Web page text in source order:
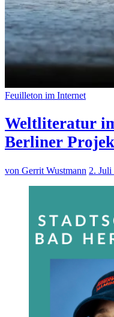
Feuilleton im Internet
Weltliteratur
Berliner
von Gerrit Wustmann 2. Juli